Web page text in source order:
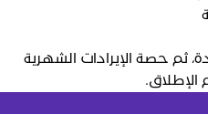
ثم حصة الإيرادات الشهرية